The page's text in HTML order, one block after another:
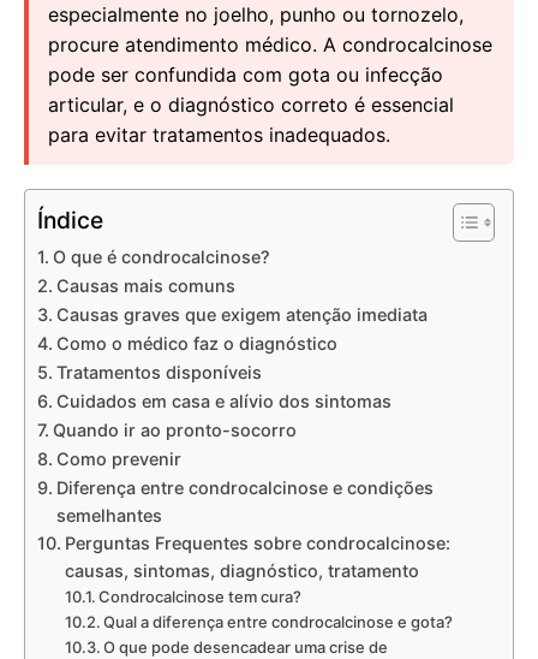
especialmente no joelho, punho ou tornozelo,
procure atendimento médico. A condrocalcinose
pode ser confundida com gota ou infecção
articular, e o diagnóstico correto é essencial
para evitar tratamentos inadequados.
Índice
O que é condrocalcinose?
Causas mais comuns
Causas graves que exigem atenção imediata
Como o médico faz o diagnóstico
Tratamentos disponíveis
Cuidados em casa e alívio dos sintomas
Quando ir ao pronto-socorro
Como prevenir
Diferença entre condrocalcinose e condições
semelhantes
Perguntas Frequentes sobre condrocalcinose:
causas, sintomas, diagnóstico, tratamento
Condrocalcinose tem cura?
Qual a diferença entre condrocalcinose e gota?
O que pode desencadear uma crise de